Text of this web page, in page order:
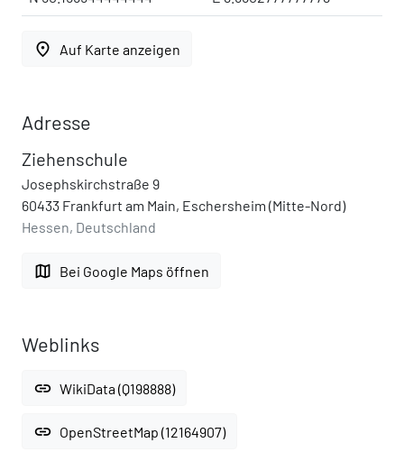
place Auf Karte anzeigen
Adresse
Ziehenschule
Josephskirchstraße 9
60433 Frankfurt am Main, Eschersheim (Mitte-Nord)
Hessen, Deutschland
map Bei Google Maps öffnen
Weblinks
link WikiData (Q198888)
link OpenStreetMap (12164907)